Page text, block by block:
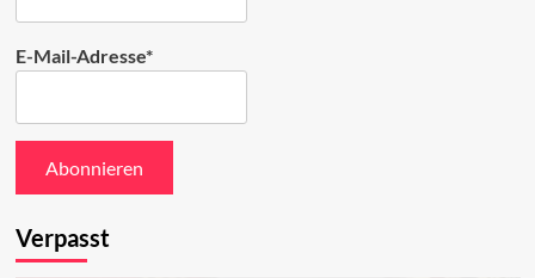
E-Mail-Adresse*
Verpasst